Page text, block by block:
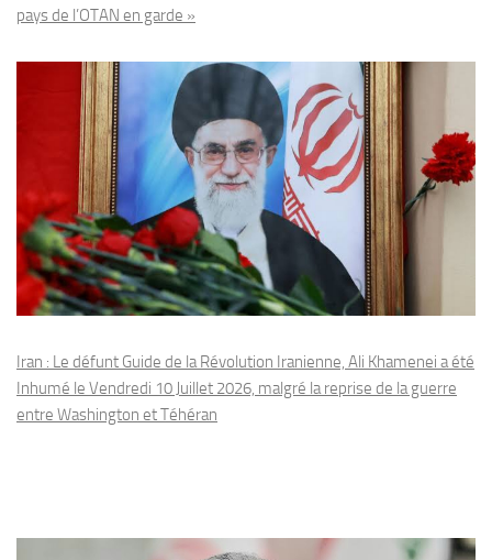
pays de l’OTAN en garde »
Iran : Le défunt Guide de la Révolution Iranienne, Ali Khamenei a été
Inhumé le Vendredi 10 Juillet 2026, malgré la reprise de la guerre
entre Washington et Téhéran